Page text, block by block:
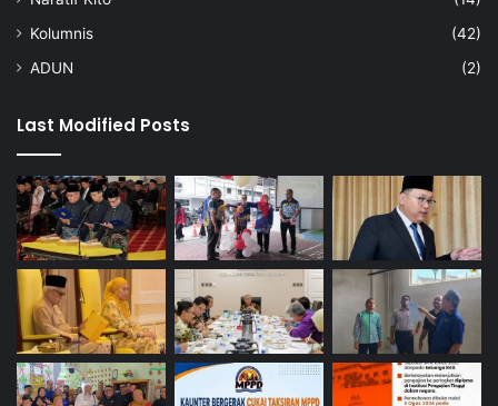
Kolumnis
(42)
ADUN
(2)
Last Modified Posts